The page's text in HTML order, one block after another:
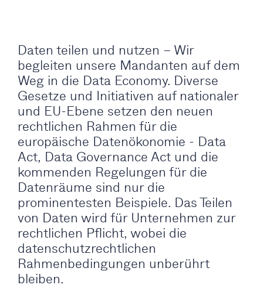
Daten teilen und nutzen – Wir
begleiten unsere Mandanten auf dem
Weg in die Data Economy. Diverse
Gesetze und Initiativen auf nationaler
und EU-Ebene setzen den neuen
rechtlichen Rahmen für die
europäische Datenökonomie - Data
Act, Data Governance Act und die
kommenden Regelungen für die
Datenräume sind nur die
prominentesten Beispiele. Das Teilen
von Daten wird für Unternehmen zur
rechtlichen Pflicht, wobei die
datenschutzrechtlichen
Rahmenbedingungen unberührt
bleiben.